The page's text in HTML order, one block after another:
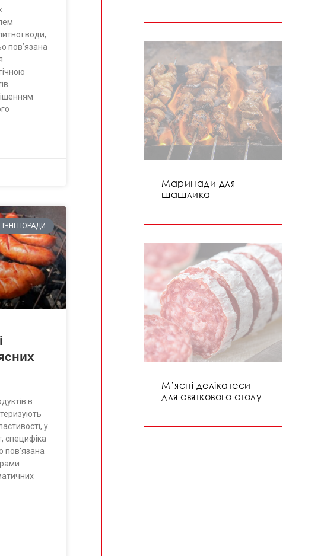
води,
пов’язана
ПОРАДИ
в
у
специфіка
пов’язана
Маринади для
шашлика
М’ясні делікатеси
для святкового столу